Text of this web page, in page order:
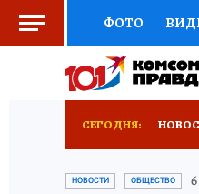
ФОТО
СЕГОДНЯ:
НОВОСТИ ОБЩЕСТВО